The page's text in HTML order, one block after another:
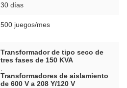
30 días
500 juegos/mes
Transformador de tipo seco de
tres fases de 150 KVA
Transformadores de aislamiento
de 600 V a 208 Y/120 V